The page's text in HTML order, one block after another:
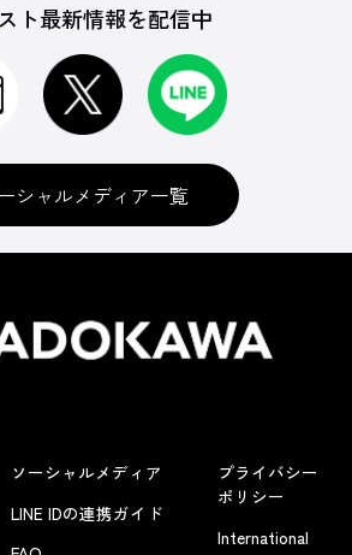
ト最新情報を配信中
シャルメディア一覧
ソーシャルメディア
LINE IDの連携ガイド
プライバシー
ポリシー
International